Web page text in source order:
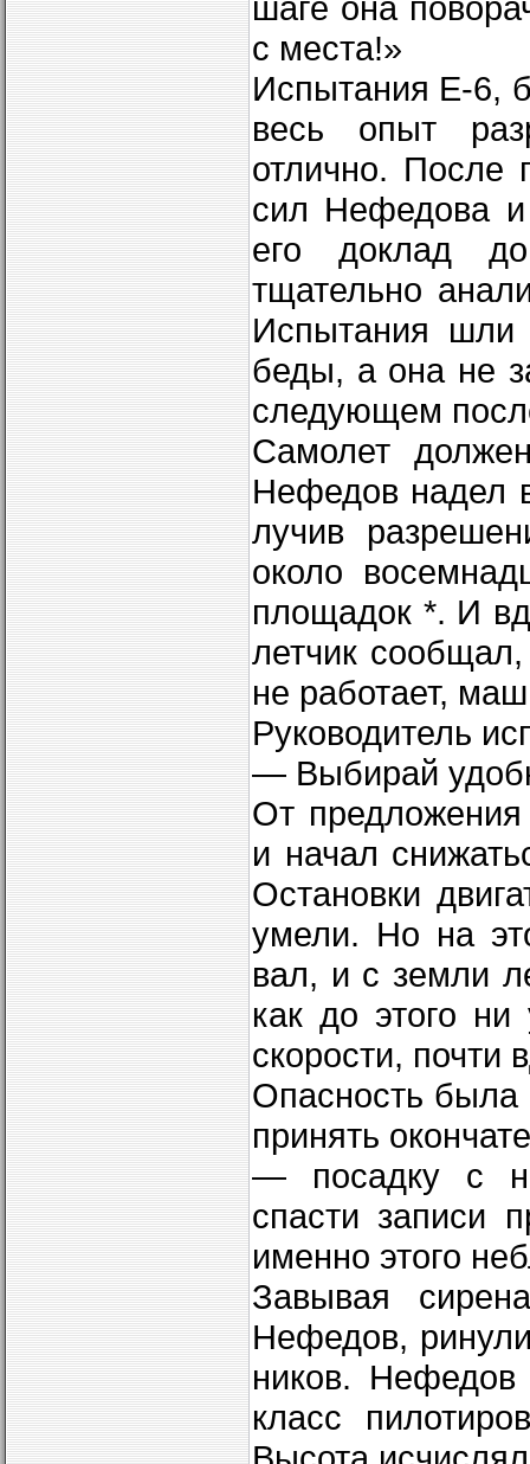
с места!»
Испытания Е-6,
весь опыт
отлично. После
сил Нефедова и
его доклад
тщательно
Испытания шли
беды, а она не
следующем
Самолет
Нефедов надел
лучив
около
площадок *. И
летчик
не работает,
Руководитель
— Выбирай
От предложения
и начал
Остановки
умели. Но на
вал, и с земли
как до этого
скорости, почти
Опасность была
принять
— посадку с
спасти записи
именно этого
Завывая
Нефедов,
ников. Нефедов
класс